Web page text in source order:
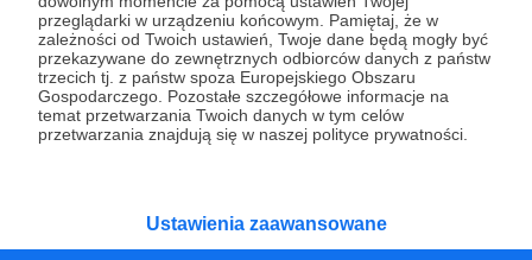
przeglądarki w urządzeniu końcowym. Pamiętaj, że w
zależności od Twoich ustawień, Twoje dane będą mogły być
przekazywane do zewnętrznych odbiorców danych z państw
trzecich tj. z państw spoza Europejskiego Obszaru
Gospodarczego. Pozostałe szczegółowe informacje na
temat przetwarzania Twoich danych w tym celów
przetwarzania znajdują się w naszej polityce prywatności.
Ustawienia zaawansowane
DZIAŁALNOŚĆ ADOPCYJNA
Szukamy domów dla naszych podopiecznych oraz
dla innych zwierząt potrzebujących pomocy.
W ramach prowadzonych przez naszą Fundację
Rozwiń opis